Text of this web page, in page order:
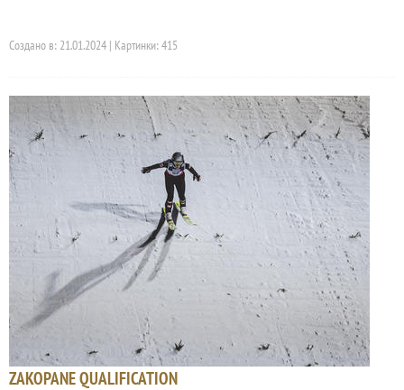
Создано в: 21.01.2024 | Картинки: 415
ZAKOPANE QUALIFICATION